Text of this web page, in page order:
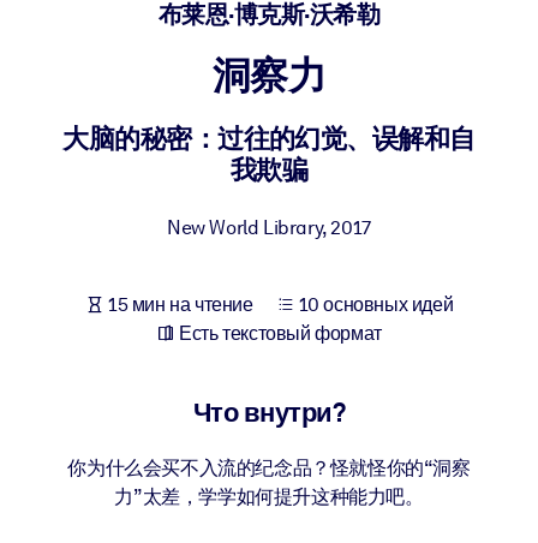
Интегрируйте краткие проверенные знания в вашу LMS/LXP для
лучших результатов обучения.
Для корпоративных библиотек
Для ИИ-систем
布莱恩·博克斯·沃希勒
洞察力
大脑的秘密：过往的幻觉、误解和自
我欺骗
New World Library,2017
15 мин на чтение
10 основных идей
Есть текстовый формат
Что внутри?
你为什么会买不入流的纪念品？怪就怪你的“洞察
力”太差，学学如何提升这种能力吧。